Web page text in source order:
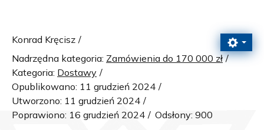
Konrad Kręcisz
Nadrzędna kategoria: Zamówienia do 170 000 zł
Kategoria: Dostawy
Opublikowano: 11 grudzień 2024
Utworzono: 11 grudzień 2024
Poprawiono: 16 grudzień 2024
Odsłony: 900